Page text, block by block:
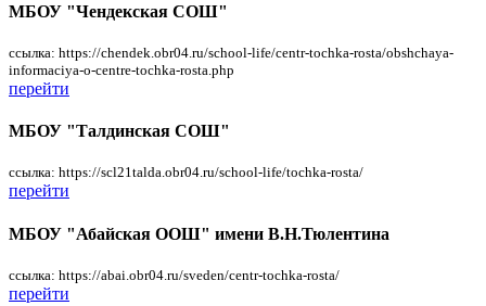
МБОУ "Чендекская СОШ"
ссылка: https://chendek.obr04.ru/school-life/centr-tochka-rosta/obshchaya-
informaciya-o-centre-tochka-rosta.php
перейти
МБОУ "Талдинская СОШ"
ссылка: https://scl21talda.obr04.ru/school-life/tochka-rosta/
перейти
МБОУ "Абайская ООШ" имени В.Н.Тюлентина
ссылка: https://abai.obr04.ru/sveden/centr-tochka-rosta/
перейти